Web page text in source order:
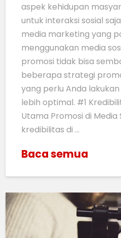
aspek kehidupan
untuk interaksi sosial
media marketing yang
menggunakan media
promosi tidak bisa
beberapa strategi
yang perlu Anda
lebih optimal. #1
Utama Promosi di
kredibilitas di …
Baca semua